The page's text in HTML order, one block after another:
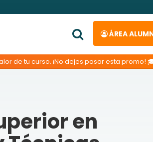
ÁREA
de tu curso. ¡No dejes pasar esta promo!
en